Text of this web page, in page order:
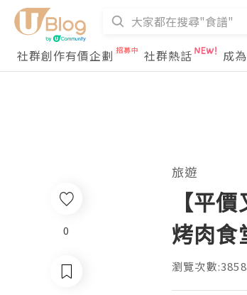
社群創作有價企劃
社群熱話 成
0
旅遊
【平
烤肉食
瀏覽次數:3858